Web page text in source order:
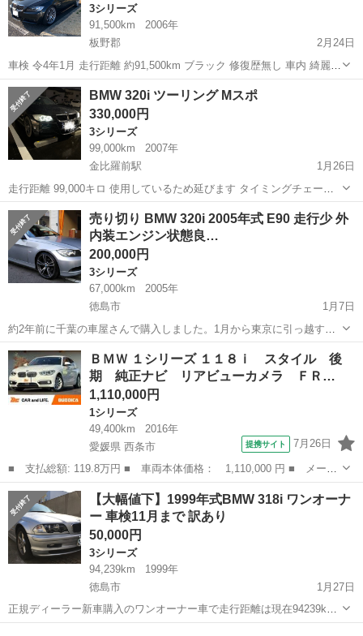
3シリーズ
91,500km
2006年
板野郡
2月24日
車検 令4年1月 走行距離 約91,500km ブラック 修復歴無し 車内 綺麗で
す 現車確認いつでも大丈夫です！ タバコ吸いません（前オーナーが喫
煙者かはわかりませんが非喫煙者の私にはタバコ臭くは感じませんで
した） 車検...
徳島 板野郡 走行距離
BMW 320i ツーリング Mスポ
330,000円
3シリーズ
99,000km
2007年
金比羅前駅
1月26日
走行距離 99,000キロ 使用しているため延びます タイミングチェーン
なのでベルト交換不要です 2020年1月ステアリングセンサー交換済
2020年2月オイル交換済 年式 平成19年 車検 令和3年2月末 色 ブラ...
徳島 板野郡 金比羅前駅 走行距離
売り切り BMW 320i 2005年式 E90 走行少 外
内装エンジン状態良…
200,000円
3シリーズ
67,000km
2005年
徳島市
1月7日
約2年前に千葉の車屋さんで購入しました。1月から東京に引っ越すた
め不要になり売却します。年式は古いですが走行距離は少なく、禁煙
車で、外装・内装ともに綺麗な状態です。エンジンや足周りの状態も
良く、ガレージに駐車しているため雨風...
徳島 徳島市 エンジン
ＢＭＷ １シリーズ １１８ｉ スタイル 後
期 純正ナビ リアビューカメラ ＦＲ…
1,110,000円
1シリーズ
49,400km
2016年
愛媛県 西条市
提携サイト 7月26日
■ 支払総額: 119.8万円 ■ 車両本体価格： 1,110,000 円 ■ メーカ
ー名： ＢＭＷ ■ 車種名： １シリーズ ■ グレード名： １１８
ｉ スタイル 後期 純正ナビ リアビューカメラ ＦＲパークディ
スタンス...
愛媛 西条市 1シリーズ
【大幅値下】1999年式BMW 318i ワンオーナ
ー 車検11月まで 訳あり
50,000円
3シリーズ
94,239km
1999年
徳島市
1月27日
正規ディーラー新車購入のワンオーナー車で走行距離は現在94239km
で実走ですが少々動かすかもしれません。 写真の通り、ホワイトウイ